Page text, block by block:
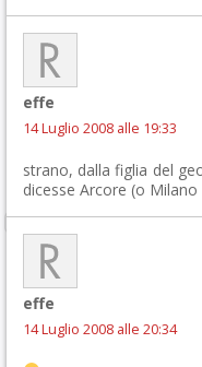
effe
14 Luglio 2008 alle 19:33
strano, dalla figlia del
dicesse Arcore (o Milano
effe
14 Luglio 2008 alle 20:34